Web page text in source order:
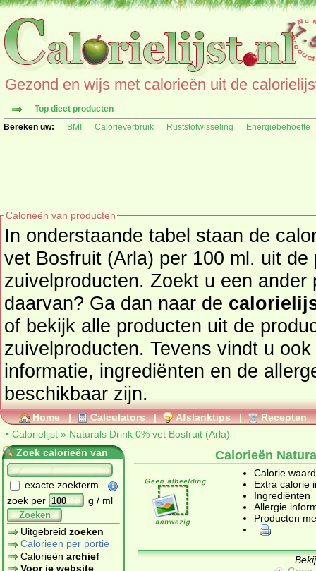
Gezond en wijs met calorieën uit de
Top dieet producten
Bereken uw:
BMI Calorieverbruik Ruststofwisseling Energiebehoefte
Calorieën van producten
In onderstaande tabel staan de
vet Bosfruit (Arla) per 100 ml. uit
zuivelproducten. Zoekt u een ander product en de calorieën
daarvan? Ga dan naar de
of bekijk alle producten uit de
zuivelproducten. Tevens vindt u ook de uitgebreide calorie
informatie, ingrediënten en de
beschikbaar zijn.
Home | Calculators | Afslanktips | Recepten
• Calorielijst » Naturals Drink 0% vet Bosfruit (Arla)
Zoek calorieën van
exacte zoekterm
zoek per
g / ml
Zoeken
Uitgebreid zoeken
Calorieën per portie
Calorieën archief
Voor je website
Calorieën
Calorie
Extra calorie
Ingrediënten
Allergie
Producten